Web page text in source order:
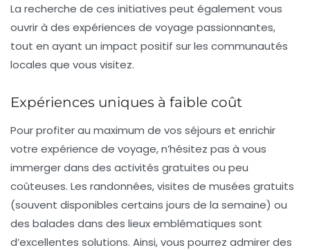
La recherche de ces initiatives peut également vous
ouvrir à des expériences de voyage passionnantes,
tout en ayant un impact positif sur les communautés
locales que vous visitez.
Expériences uniques à faible coût
Pour profiter au maximum de vos séjours et enrichir
votre expérience de voyage, n’hésitez pas à vous
immerger dans des activités gratuites ou peu
coûteuses. Les randonnées, visites de musées gratuits
(souvent disponibles certains jours de la semaine) ou
des balades dans des lieux emblématiques sont
d’excellentes solutions. Ainsi, vous pourrez admirer des